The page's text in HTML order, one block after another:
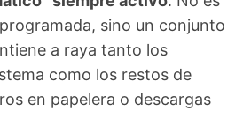
sino un conjunto
a raya tanto los
como los restos de
en papelera o descargas